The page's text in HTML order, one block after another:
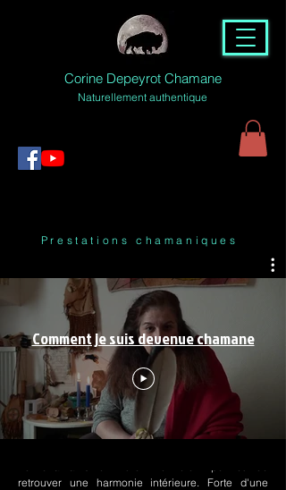
Corine Depeyrot Chamane
Naturellement authentique
Prestations chamaniques
Comment je suis devenue chamane
retrouver une harmonie intérieure. Forte d'une